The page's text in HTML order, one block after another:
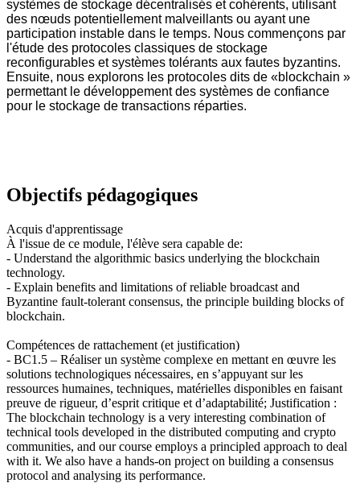
systèmes de stockage décentralisés et cohérents, utilisant
des nœuds potentiellement malveillants ou ayant une
participation instable dans le temps. Nous commençons par
l'étude des protocoles classiques de stockage
reconfigurables et systèmes tolérants aux fautes byzantins.
Ensuite, nous explorons les protocoles dits de «blockchain »
permettant le développement des systèmes de confiance
pour le stockage de transactions réparties.
Objectifs pédagogiques
Acquis d'apprentissage
À l'issue de ce module, l'élève sera capable de:
- Understand the algorithmic basics underlying the blockchain
technology.
- Explain benefits and limitations of reliable broadcast and
Byzantine fault-tolerant consensus, the principle building blocks of
blockchain.
Compétences de rattachement (et justification)
- BC1.5 – Réaliser un système complexe en mettant en œuvre les
solutions technologiques nécessaires, en s’appuyant sur les
ressources humaines, techniques, matérielles disponibles en faisant
preuve de rigueur, d’esprit critique et d’adaptabilité; Justification :
The blockchain technology is a very interesting combination of
technical tools developed in the distributed computing and crypto
communities, and our course employs a principled approach to deal
with it. We also have a hands-on project on building a consensus
protocol and analysing its performance.